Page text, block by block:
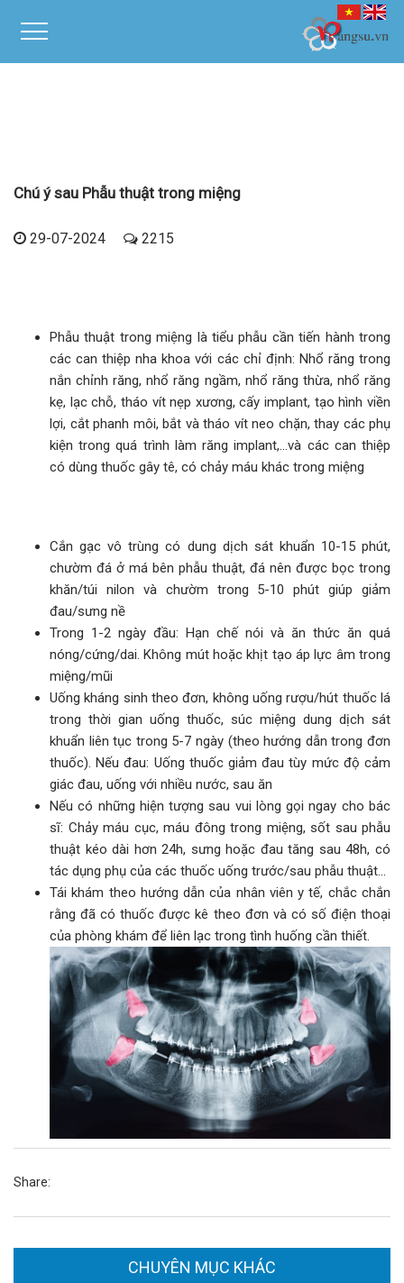
Chú ý sau Phẫu thuật trong miệng
29-07-2024 2215
Phẫu thuật trong miệng là tiểu phẫu cần tiến hành trong
các can thiệp nha khoa với các chỉ định: Nhổ răng trong
nắn chỉnh răng, nhổ răng ngầm, nhổ răng thừa, nhổ răng
kẹ, lạc chỗ, tháo vít nẹp xương, cấy implant, tạo hình viền
lợi, cắt phanh môi, bắt và tháo vít neo chặn, thay các phụ
kiện trong quá trình làm răng implant,...và các can thiệp
có dùng thuốc gây tê, có chảy máu khác trong miệng
Cắn gạc vô trùng có dung dịch sát khuẩn 10-15 phút,
chườm đá ở má bên phẫu thuật, đá nên được bọc trong
khăn/túi nilon và chườm trong 5-10 phút giúp giảm
đau/sưng nề
Trong 1-2 ngày đầu: Hạn chế nói và ăn thức ăn quá
nóng/cứng/dai. Không mút hoặc khịt tạo áp lực âm trong
miệng/mũi
Uống kháng sinh theo đơn, không uống rượu/hút thuốc lá
trong thời gian uống thuốc, súc miệng dung dịch sát
khuẩn liên tục trong 5-7 ngày (theo hướng dẫn trong đơn
thuốc). Nếu đau: Uống thuốc giảm đau tùy mức độ cảm
giác đau, uống với nhiều nước, sau ăn
Nếu có những hiện tượng sau vui lòng gọi ngay cho bác
sĩ: Chảy máu cục, máu đông trong miệng, sốt sau phẫu
thuật kéo dài hơn 24h, sưng hoặc đau tăng sau 48h, có
tác dụng phụ của các thuốc uống trước/sau phẫu thuật...
Tái khám theo hướng dẫn của nhân viên y tế, chắc chắn
rằng đã có thuốc được kê theo đơn và có số điện thoại
của phòng khám để liên lạc trong tình huống cần thiết.
Share:
CHUYÊN MỤC KHÁC